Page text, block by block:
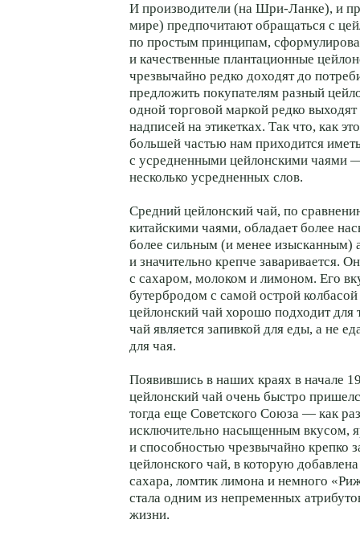
И производители (на Шри-Ланке), и
мире) предпочитают обращаться с
по простым принципам,
и качественные плантационные
чрезвычайно редко доходят до
предложить покупателям разный
одной торговой маркой редко
надписей на этикетках. Так что, как
большей частью нам приходится
с усредненными цейлонскими чаями
несколько усредненных слов.
Средний цейлонский чай, по
китайскими чаями, обладает более
более сильным (и менее изысканным)
и значительно крепче заваривается.
с сахаром, молоком и лимоном. Его
бутербродом с самой острой
цейлонский чай хорошо подходит для
чай является запивкой для еды, а не
для чая.
Появившись в наших краях в начале
цейлонский чай очень быстро
тогда еще Советского Союза — как
исключительно насыщенным вкусом,
и способностью чрезвычайно крепко
цейлонского чай, в которую
сахара, ломтик лимона и немного
стала одним из непременных
жизни.